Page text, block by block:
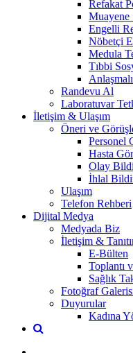
Refakat
Muayene
Engelli
Nöbetçi
Medula
Tıbbi
Randevu Al
Laboratuvar
İletişim & Ulaşım
Öneri ve
Personel
Hasta
Olay
İhlal
Ulaşım
Telefon Rehberi
Dijital Medya
Medyada Biz
İletişim &
E-Bülten
Toplantı
Sağlık
Fotoğraf
Duyurular
Kadına